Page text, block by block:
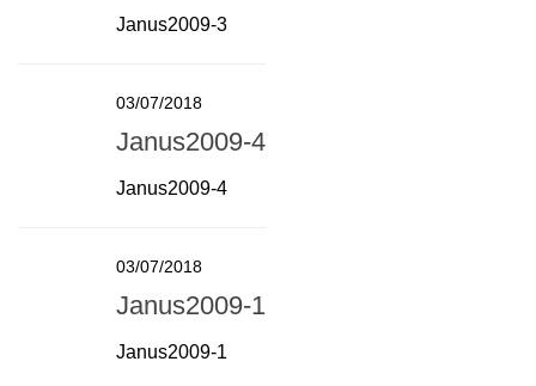
Janus2009-3
03/07/2018
Janus2009-4
Janus2009-4
03/07/2018
Janus2009-1
Janus2009-1